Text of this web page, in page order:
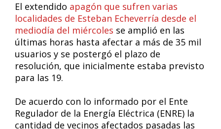
El extendido apagón que sufren varias
localidades de Esteban Echeverría desde el
mediodía del miércoles se amplió en las
últimas horas hasta afectar a más de 35 mil
usuarios y se postergó el plazo de
resolución, que inicialmente estaba previsto
para las 19.
De acuerdo con lo informado por el Ente
Regulador de la Energía Eléctrica (ENRE) la
cantidad de vecinos afectados pasadas las